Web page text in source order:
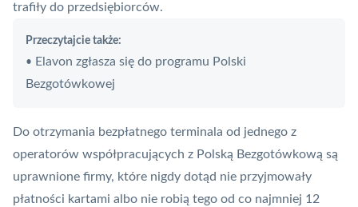
trafiły do przedsiębiorców.
Przeczytajcie także:
• Elavon zgłasza się do programu Polski
Bezgotówkowej
Do otrzymania bezpłatnego terminala od jednego z
operatorów współpracujących z Polską Bezgotówkową są
uprawnione firmy, które nigdy dotąd nie przyjmowały
płatności kartami albo nie robią tego od co najmniej 12